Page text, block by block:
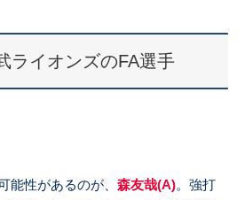
ライオンズのFA選手
能性があるのが、 森友哉(A)。強打